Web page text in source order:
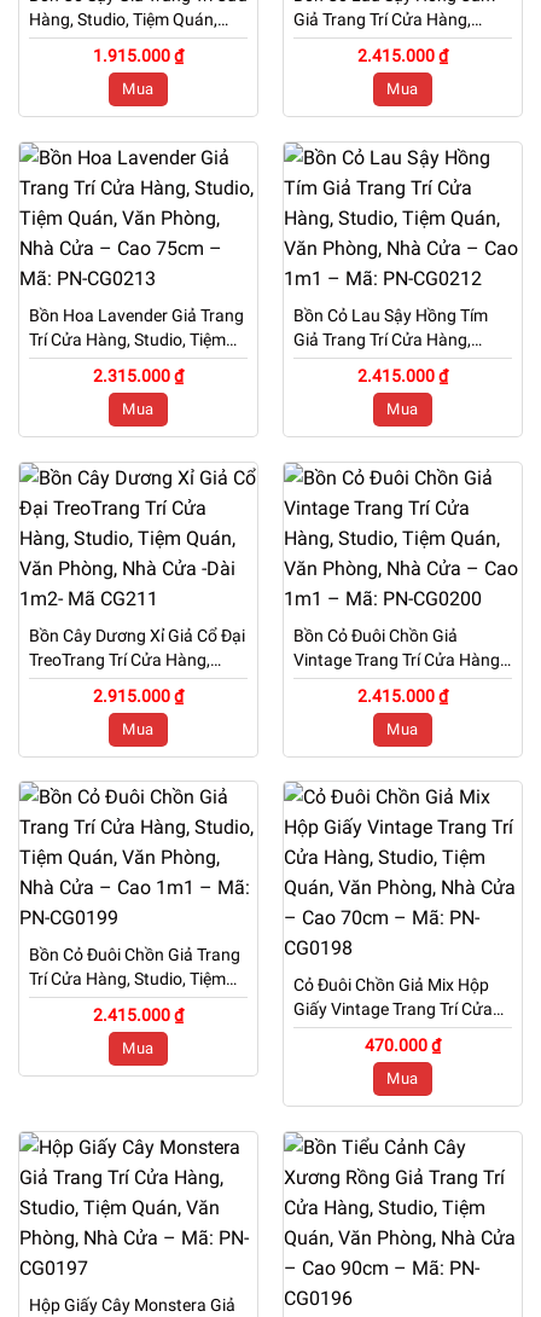
Hàng, Studio, Tiệm Quán,
Văn Phòng, Nhà Cửa – Cao
1m – Mã: PN-CG0215
1.915.000 ₫
Mua
Giả Trang Trí Cửa Hàng,
Studio, Tiệm Quán, Văn
Phòng, Nhà Cửa – Cao 1m1
– Mã: PN-CG0214
2.415.000 ₫
Mua
Bồn Hoa Lavender Giả Trang
Trí Cửa Hàng, Studio, Tiệm
Quán, Văn Phòng, Nhà Cửa
– Cao 75cm – Mã: PN-
2.315.000 ₫
Mua
Bồn Cỏ Lau Sậy Hồng Tím
Giả Trang Trí Cửa Hàng,
Studio, Tiệm Quán, Văn
Phòng, Nhà Cửa – Cao 1m1
– Mã: PN-CG0212
2.415.000 ₫
Mua
Bồn Cây Dương Xỉ Giả Cổ Đại
TreoTrang Trí Cửa Hàng,
Studio, Tiệm Quán, Văn
Phòng, Nhà Cửa -Dài 1m2-
2.915.000 ₫
Mua
Bồn Cỏ Đuôi Chồn Giả
Vintage Trang Trí Cửa Hàng,
Studio, Tiệm Quán, Văn
Phòng, Nhà Cửa – Cao 1m1
– Mã: PN-CG0200
2.415.000 ₫
Mua
Bồn Cỏ Đuôi Chồn Giả Trang
Trí Cửa Hàng, Studio, Tiệm
Quán, Văn Phòng, Nhà Cửa
– Cao 1m1 – Mã: PN-
2.415.000 ₫
Mua
Cỏ Đuôi Chồn Giả Mix Hộp
Giấy Vintage Trang Trí Cửa
Hàng, Studio, Tiệm Quán,
Văn Phòng, Nhà Cửa – Cao
70cm – Mã: PN-CG0198
470.000 ₫
Mua
Hộp Giấy Cây Monstera Giả